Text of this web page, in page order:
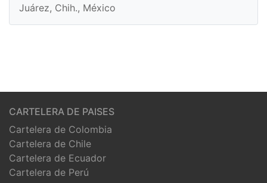
Juárez, Chih., México
CARTELERA DE PAISES
Cartelera de Colombia
Cartelera de Chile
Cartelera de Ecuador
Cartelera de Perú